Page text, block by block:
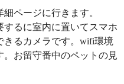
ページに行きます。
するに室内に置いてスマホ
きるカメラです。wifi環境
お留守番中のペットの見